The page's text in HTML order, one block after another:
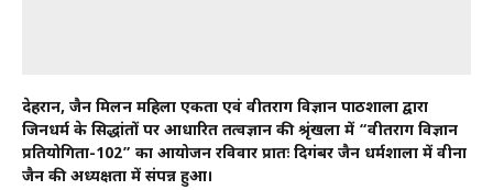
देहरादून, जैन मिलन महिला एकता एवं वीतराग विज्ञान पाठशाला द्वारा
जिनधर्म के सिद्धांतों पर आधारित तत्वज्ञान की श्रृंखला में “वीतराग विज्ञान
प्रतियोगिता-102” का आयोजन रविवार प्रातः दिगंबर जैन धर्मशाला में वीना
जैन की अध्यक्षता में संपन्न हुआ।